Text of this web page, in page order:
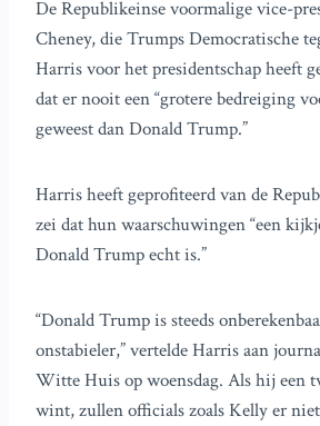
De Republikeinse voormalige vice-
Cheney, die Trumps Democratische
Harris voor het presidentschap heeft
dat er nooit een “grotere bedreiging
geweest dan Donald Trump.”
Harris heeft geprofiteerd van de
zei dat hun waarschuwingen “een
Donald Trump echt is.”
“Donald Trump is steeds
onstabieler,” vertelde Harris aan
Witte Huis op woensdag. Als hij een
wint, zullen officials zoals Kelly er